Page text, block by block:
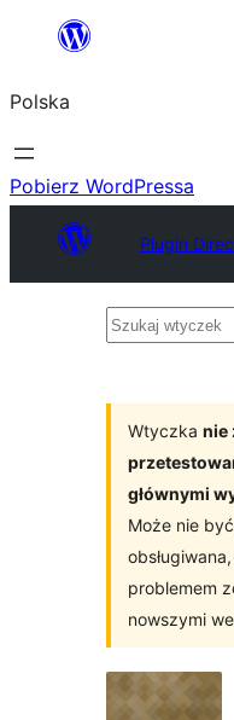
Przejdź
treści
Polska
Pobierz WordPressa
Plugin
Szukaj
Wtyczka nie
głównymi
Może nie
problemem
nowszymi